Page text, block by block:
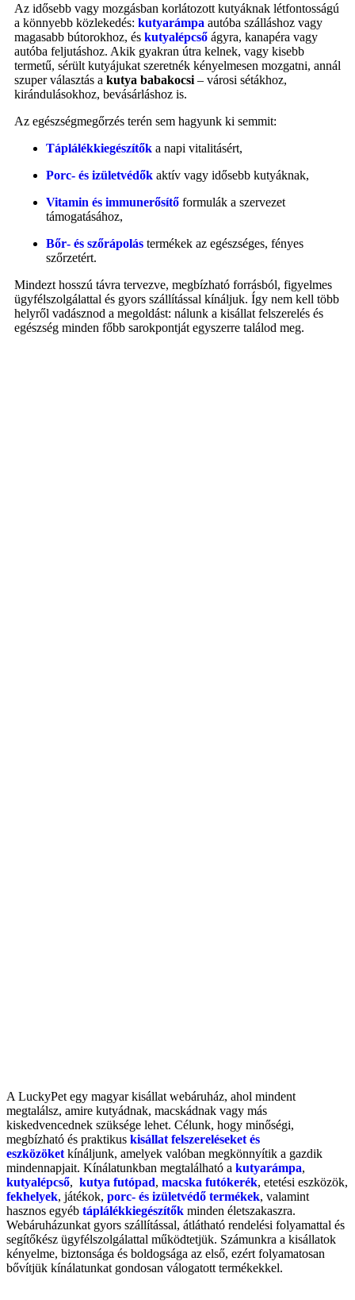
Az idősebb vagy mozgásban korlátozott kutyáknak létfontosságú
a könnyebb közlekedés: kutyarámpa autóba szálláshoz vagy
magasabb bútorokhoz, és kutyalépcső ágyra, kanapéra vagy
autóba feljutáshoz. Akik gyakran útra kelnek, vagy kisebb
termetű, sérült kutyájukat szeretnék kényelmesen mozgatni, annál
szuper választás a kutya babakocsi – városi sétákhoz,
kirándulásokhoz, bevásárláshoz is.
Az egészségmegőrzés terén sem hagyunk ki semmit:
Táplálékkiegészítők a napi vitalitásért,
Porc‑ és izületvédők aktív vagy idősebb kutyáknak,
Vitamin és immunerősítő formulák a szervezet
támogatásához,
Bőr‑ és szőrápolás termékek az egészséges, fényes
szőrzetért.
Mindezt hosszú távra tervezve, megbízható forrásból, figyelmes
ügyfélszolgálattal és gyors szállítással kínáljuk. Így nem kell több
helyről vadásznod a megoldást: nálunk a kisállat felszerelés és
egészség minden főbb sarokpontját egyszerre találod meg.
A LuckyPet egy magyar kisállat webáruház, ahol mindent
megtalálsz, amire kutyádnak, macskádnak vagy más
kiskedvencednek szüksége lehet. Célunk, hogy minőségi,
megbízható és praktikus kisállat felszereléseket és
eszközöket kínáljunk, amelyek valóban megkönnyítik a gazdik
mindennapjait. Kínálatunkban megtalálható a kutyarámpa,
kutyalépcső, kutya futópad, macska futókerék, etetési eszközök,
fekhelyek, játékok, porc- és izületvédő termékek, valamint
hasznos egyéb táplálékkiegészítők minden életszakaszra.
Webáruházunkat gyors szállítással, átlátható rendelési folyamattal és
segítőkész ügyfélszolgálattal működtetjük. Számunkra a kisállatok
kényelme, biztonsága és boldogsága az első, ezért folyamatosan
bővítjük kínálatunkat gondosan válogatott termékekkel.